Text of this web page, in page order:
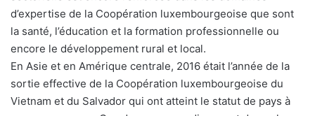
d’expertise de la Coopération luxembourgeoise que sont
la santé, l’éducation et la formation professionnelle ou
encore le développement rural et local.
En Asie et en Amérique centrale, 2016 était l’année de la
sortie effective de la Coopération luxembourgeoise du
Vietnam et du Salvador qui ont atteint le statut de pays à